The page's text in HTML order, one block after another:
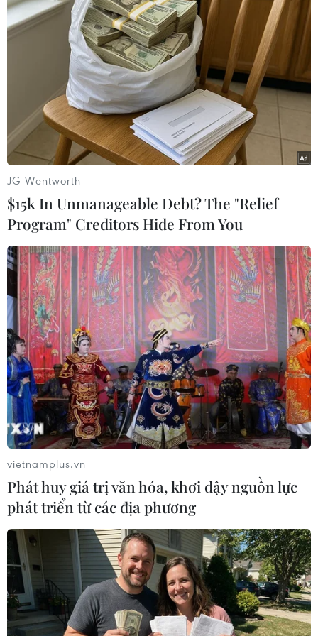
TIN LIÊN QUAN
Xả súng tại Ai Cập và Tây Ban Nha
19/05/2026 11:15
Bộ Nội vụ Ai Cập cho biết vụ nổ súng xảy ra tại khu vực
Abanoub; một nghi phạm đã bỏ trốn đến khu vực lân
cận trong chiến dịch bao vây và truy tìm sau đó, cảnh
sát đã tiêu diệt được đối tượng.
JG Wentworth
$15k In Unmanageable Debt? The "Relief
Program" Creditors Hide From You
vietnamplus.vn
Phát huy giá trị văn hóa, khơi dậy nguồn lực
phát triển từ các địa phương